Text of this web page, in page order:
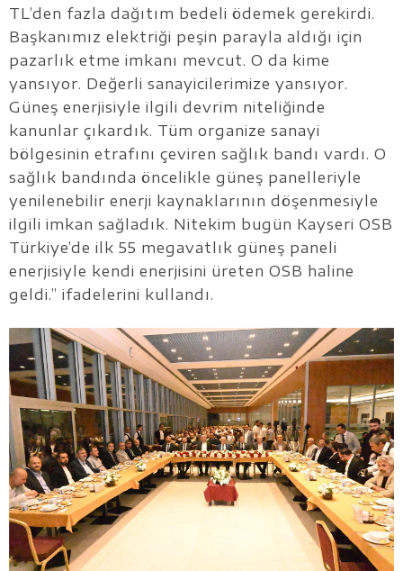
TL’den fazla dağıtım bedeli ödemek gerekirdi.
Başkanımız elektriği peşin parayla aldığı için
pazarlık etme imkanı mevcut. O da kime
yansıyor. Değerli sanayicilerimize yansıyor.
Güneş enerjisiyle ilgili devrim niteliğinde
kanunlar çıkardık. Tüm organize sanayi
bölgesinin etrafını çeviren sağlık bandı vardı. O
sağlık bandında öncelikle güneş panelleriyle
yenilenebilir enerji kaynaklarının döşenmesiyle
ilgili imkan sağladık. Nitekim bugün Kayseri OSB
Türkiye’de ilk 55 megavatlık güneş paneli
enerjisiyle kendi enerjisini üreten OSB haline
geldi.” ifadelerini kullandı.